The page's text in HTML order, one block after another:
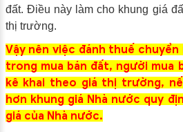
đất. Điều này làm cho khung giá
thị trường.
Vậy nên việc đánh thuế
trong mua bán đất, người mua
kê khai theo giá thị trường,
hơn khung giá Nhà nước quy
giá của Nhà nước.